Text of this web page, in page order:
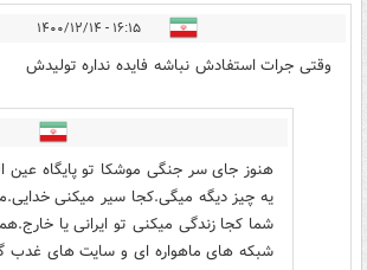
۱۶:۱۵ - ۱۴۰۰/۱۲/۱۴
وقتی جرات استفادش نباشه فایده نداره تولیدش
هنوز جای سر جنگی موشکا تو پایگاه عین
یه چیز دیگه میگی.کجا سیر میکنی
شما کجا زندگی میکنی تو ایرانی یا
شبکه های ماهواره ای و سایت های غدب